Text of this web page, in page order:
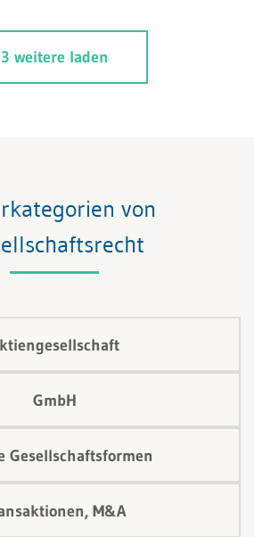
zusammen, wobei in den
Ebene der
vor allem die
3 weitere laden
von
GmbH
Gesellschaftsformen
M&A